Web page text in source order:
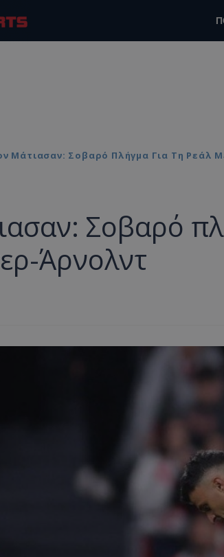
Μάτιασαν: Σοβαρό Πλήγμα Για Τη Ρεάλ
Σοβαρό
Άρνολντ